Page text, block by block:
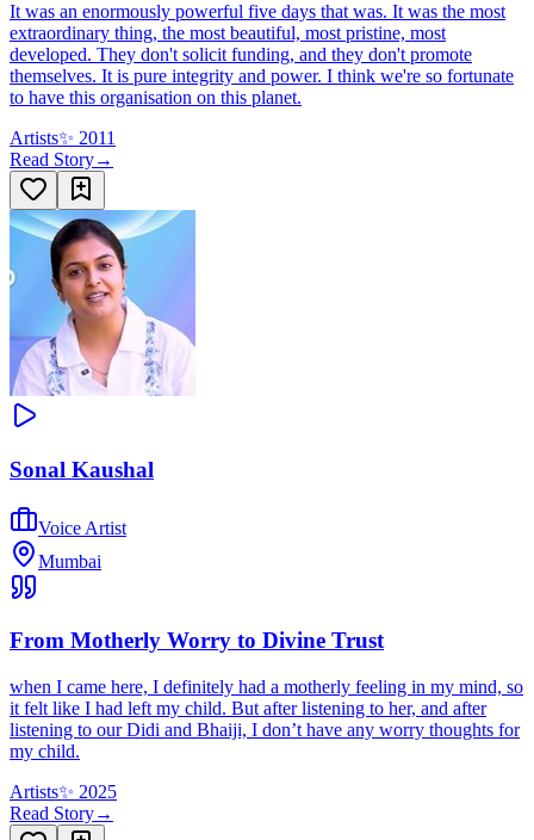
It was an enormously powerful five days that was. It was the most
extraordinary thing, the most beautiful, most pristine, most
developed. They don't solicit funding, and they don't promote
themselves. It is pure integrity and power. I think we're so fortunate
to have this organisation on this planet.
Artists✨ 2011
Read Story→
Sonal Kaushal
Voice Artist
Mumbai
From Motherly Worry to Divine Trust
when I came here, I definitely had a motherly feeling in my mind, so
it felt like I had left my child. But after listening to her, and after
listening to our Didi and Bhaiji, I don’t have any worry thoughts for
my child.
Artists✨ 2025
Read Story→